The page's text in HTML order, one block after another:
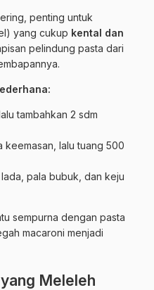
penting untuk
yang cukup kental dan
pelindung pasta dari
tambahkan 2 sdm
keemasan, lalu tuang 500
pala bubuk, dan keju
sempurna dengan pasta
macaroni menjadi
Meleleh